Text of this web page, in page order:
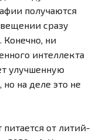
получаются
сразу
ни
интеллекта
улучшенную
на деле это не
питается от литий-